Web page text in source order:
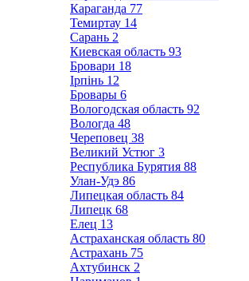
Караганда 77
Темиртау 14
Сарань 2
Киевская область 93
Бровари 18
Ірпінь 12
Бровары 6
Вологодская область 92
Вологда 48
Череповец 38
Великий Устюг 3
Республика Бурятия 88
Улан-Удэ 86
Липецкая область 84
Липецк 68
Елец 13
Астраханская область 80
Астрахань 75
Ахтубинск 2